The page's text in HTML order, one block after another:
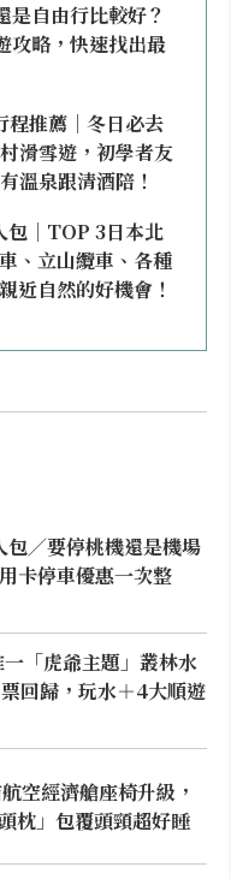
是自由行比較好？
攻略，快速找出最
推薦｜冬日必去
滑雪遊，初學者友
溫泉跟清酒陪！
包｜TOP 3日本北
、立山纜車、各種
近自然的好機會！
／要停桃機還是機場
卡停車優惠一次整
一「虎爺主題」叢林水
回歸，玩水＋4大順遊
空經濟艙座椅升級，
枕」包覆頭頸超好睡